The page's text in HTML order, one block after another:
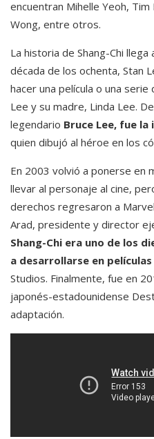
encuentran Mihelle Yeoh,
Wong, entre otros.
La historia de Shang-Chi
década de los ochenta, Stan
hacer una película o una
Lee y su madre, Linda Lee.
legendario Bruce Lee, fue la
quien dibujó al héroe en los
En 2003 volvió a ponerse en
llevar al personaje al cine,
derechos regresaron a
Arad, presidente y director
Shang-Chi era uno de los
a desarrollarse en películas
Studios. Finalmente, fue en
japonés-estadounidense
adaptación.